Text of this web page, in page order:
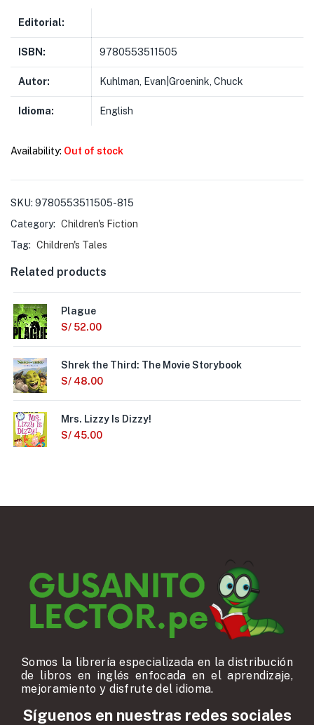
Editorial:
ISBN: 9780553511505
Autor: Kuhlman, Evan|Groenink, Chuck
Idioma: English
Availability: Out of stock
SKU: 9780553511505-815
Category: Children's Fiction
Tag: Children's Tales
Related products
Plague
S/ 52.00
Shrek the Third: The Movie Storybook
S/ 48.00
Mrs. Lizzy Is Dizzy!
S/ 45.00
Somos la librería especializada en la distribución
de libros en inglés enfocada en el aprendizaje,
mejoramiento y disfrute del idioma.
Síguenos en nuestras redes sociales